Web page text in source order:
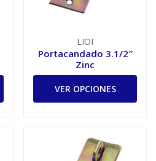
LIOI
Portacandado 3.1/2″
Zinc
VER OPCIONES